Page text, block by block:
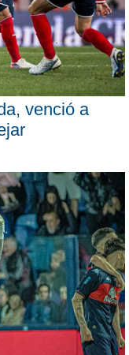
venció a